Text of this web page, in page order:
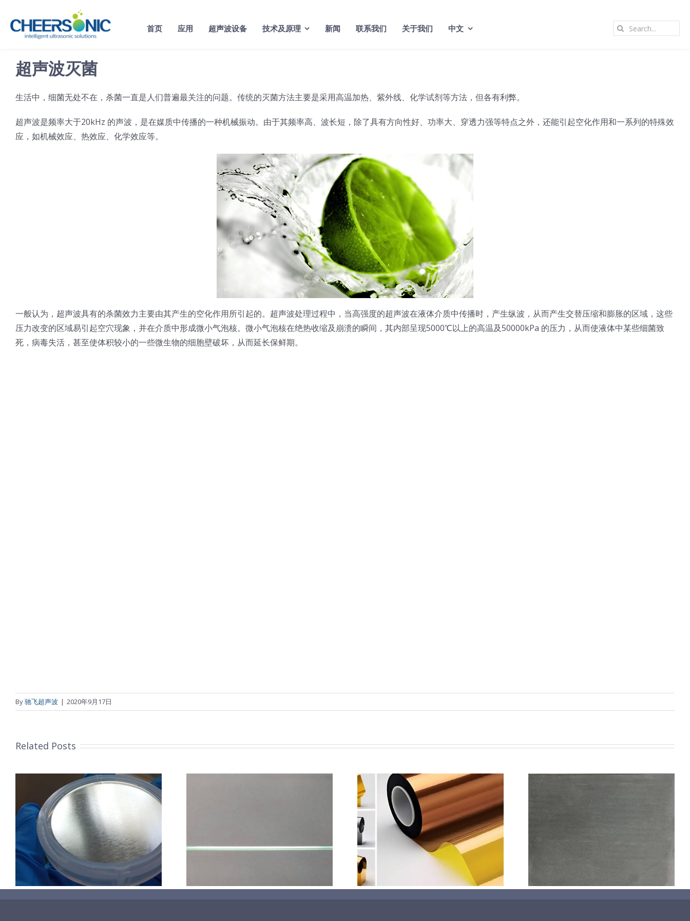
content
首页 应用 超声波设备 技术及原理 新闻 联系我们 关于我们 中文
Search
超声波灭菌
生活中，细菌无处不在，杀菌一直是人们普遍最关注的问题。传统的灭菌方法主要是采用高温加热、紫外线、化学试剂等方法，但各有利弊。
超声波是频率大于20kHz 的声波，是在媒质中传播的一种机械振动。由于其频率高、波长短，除了具有方向性好、功率大、穿透力强等特点之外，还能引起空化作用和一系列的特殊效
应，如机械效应、热效应、化学效应等。
一般认为，超声波具有的杀菌效力主要由其产生的空化作用所引起的。超声波处理过程中，当高强度的超声波在液体介质中传播时，产生纵波，从而产生交替压缩和膨胀的区域，这些
压力改变的区域易引起空穴现象，并在介质中形成微小气泡核。微小气泡核在绝热收缩及崩溃的瞬间，其内部呈现5000℃以上的高温及50000kPa 的压力，从而使液体中某些细菌致
死，病毒失活，甚至使体积较小的一些微生物的细胞壁破坏，从而延长保鲜期。
By驰飞超声波 | 2020年9月17日
Related Posts
超声波喷涂机喷涂导尿包
膜材料
超声波喷涂机喷涂无序介
孔碳